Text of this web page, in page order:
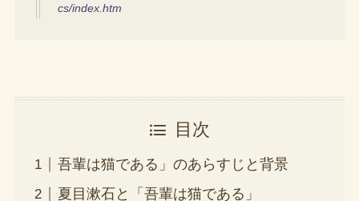
cs/index.htm
目次
吾輩は猫である」のあらすじと背景
夏目漱石と「吾輩は猫である」